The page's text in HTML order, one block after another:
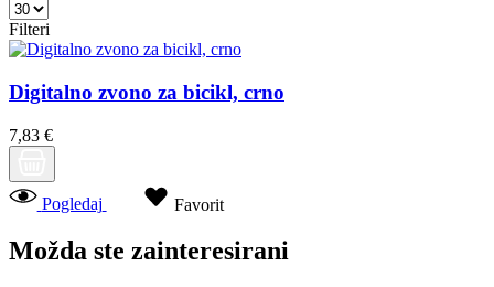
Filteri
Digitalno zvono za bicikl, crno
7,83 €
Pogledaj Favorit
Možda ste zainteresirani